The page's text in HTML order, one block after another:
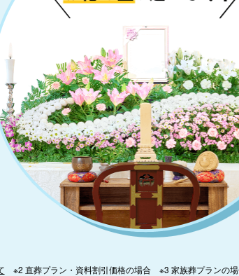
※2 直葬プラン・資料割引価格の場合 ※3 家族葬プランの